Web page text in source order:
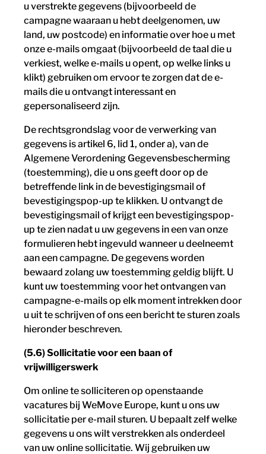
u verstrekte gegevens (bijvoorbeeld de
campagne waaraan u hebt deelgenomen, uw
land, uw postcode) en informatie over hoe u met
onze e-mails omgaat (bijvoorbeeld de taal die u
verkiest, welke e-mails u opent, op welke links u
klikt) gebruiken om ervoor te zorgen dat de e-
mails die u ontvangt interessant en
gepersonaliseerd zijn.
De rechtsgrondslag voor de verwerking van
gegevens is artikel 6, lid 1, onder a), van de
Algemene Verordening Gegevensbescherming
(toestemming), die u ons geeft door op de
betreffende link in de bevestigingsmail of
bevestigingspop-up te klikken. U ontvangt de
bevestigingsmail of krijgt een bevestigingspop-
up te zien nadat u uw gegevens in een van onze
formulieren hebt ingevuld wanneer u deelneemt
aan een campagne. De gegevens worden
bewaard zolang uw toestemming geldig blijft. U
kunt uw toestemming voor het ontvangen van
campagne-e-mails op elk moment intrekken door
u uit te schrijven of ons een bericht te sturen zoals
hieronder beschreven.
(5.6) Sollicitatie voor een baan of
vrijwilligerswerk
Om online te solliciteren op openstaande
vacatures bij WeMove Europe, kunt u ons uw
sollicitatie per e-mail sturen. U bepaalt zelf welke
gegevens u ons wilt verstrekken als onderdeel
van uw online sollicitatie. Wij gebruiken uw